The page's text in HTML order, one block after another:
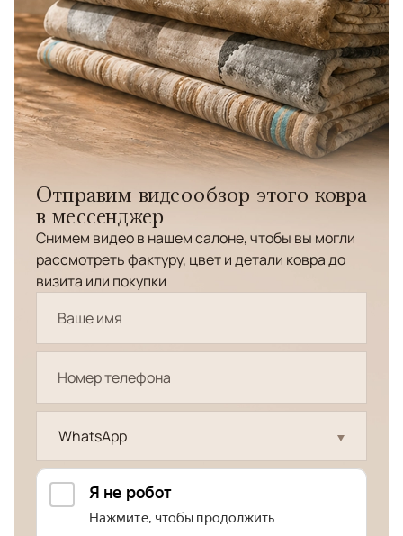
Отправим видеообзор этого ковра
в мессенджер
Снимем видео в нашем салоне, чтобы вы могли
рассмотреть фактуру, цвет и детали ковра до
визита или покупки
WhatsApp